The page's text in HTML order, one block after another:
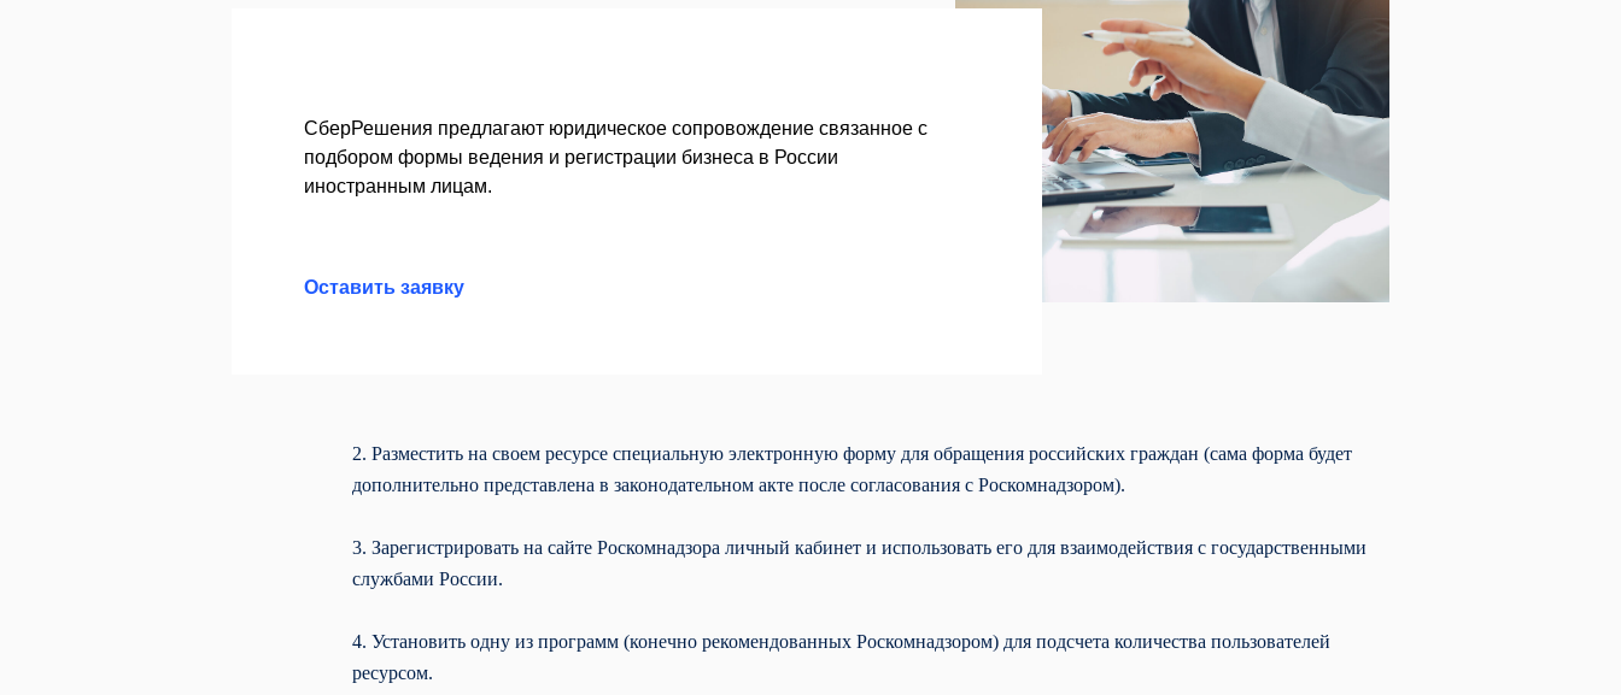
СберРешения предлагают юридическое сопровождение связанное с
подбором формы ведения и регистрации бизнеса в России
иностранным лицам.
Оставить заявку
2. Разместить на своем ресурсе специальную электронную форму для обращения российских граждан (сама форма будет
дополнительно представлена в законодательном акте после согласования с Роскомнадзором).
3. Зарегистрировать на сайте Роскомнадзора личный кабинет и использовать его для взаимодействия с государственными
службами России.
4. Установить одну из программ (конечно рекомендованных Роскомнадзором) для подсчета количества пользователей
ресурсом.